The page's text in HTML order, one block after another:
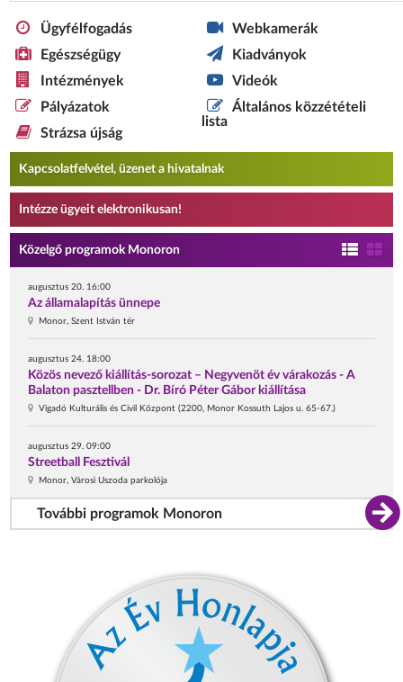
Ügyfélfogadás
Egészségügy
Intézmények
Pályázatok
Strázsa újság
Webkamerák
Kiadványok
Videók
Általános közzétételi
lista
Kapcsolatfelvétel, üzenet a hivatalnak
Intézze ügyeit elektronikusan!
Közelgő programok Monoron
augusztus 20. 16:00
Az államalapítás ünnepe
Monor, Szent István tér
augusztus 24. 18:00
Közös nevező kiállítás-sorozat – Negyvenöt év várakozás - A
Balaton pasztellben - Dr. Bíró Péter Gábor kiállítása
Vigadó Kulturális és Civil Központ (2200, Monor Kossuth Lajos u. 65-67.)
augusztus 29. 09:00
Streetball Fesztivál
Monor, Városi Uszoda parkolója
További programok Monoron